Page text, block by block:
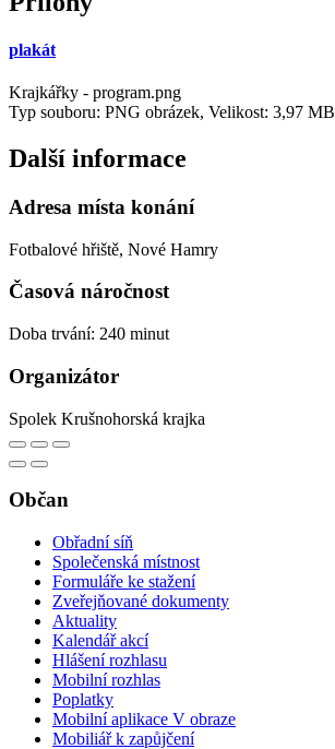
plakát
Krajkářky - program.png
Typ souboru: PNG obrázek, Velikost: 3,97 MB
Další informace
Adresa místa konání
Fotbalové hřiště, Nové Hamry
Časová náročnost
Doba trvání: 240 minut
Organizátor
Spolek Krušnohorská krajka
Občan
Obřadní síň
Společenská místnost
Formuláře ke stažení
Zveřejňované dokumenty
Aktuality
Kalendář akcí
Hlášení rozhlasu
Mobilní rozhlas
Poplatky
Mobilní aplikace V obraze
Mobiliář k zapůjčení